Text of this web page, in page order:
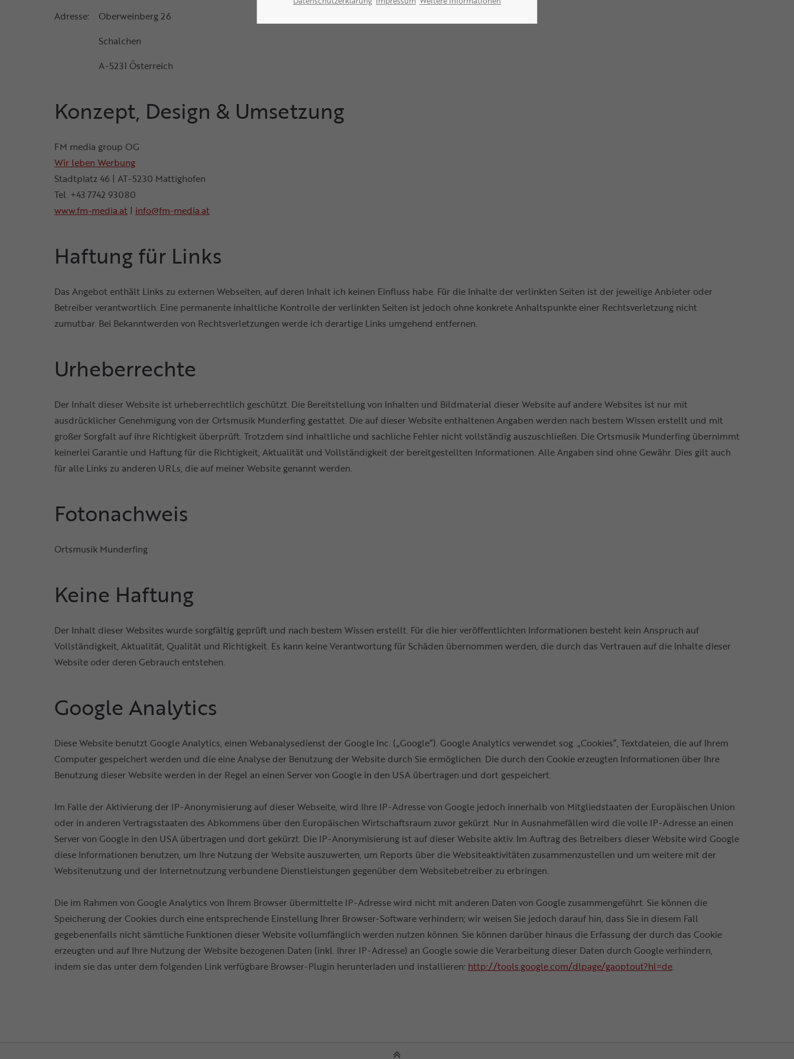
Adresse: Oberweinberg 26
Schalchen
A-5231 Österreich
Konzept, Design & Umsetzung
FM media group OG
Wir leben Werbung
Stadtplatz 46 | AT-5230 Mattighofen
Tel. +43 7742 93080
www.fm-media.at | info@fm-media.at
Haftung für Links
Das Angebot enthält Links zu externen Webseiten, auf deren Inhalt ich keinen Einfluss habe. Für die Inhalte der verlinkten Seiten ist der jeweilige Anbieter oder
Betreiber verantwortlich. Eine permanente inhaltliche Kontrolle der verlinkten Seiten ist jedoch ohne konkrete Anhaltspunkte einer Rechtsverletzung nicht
zumutbar. Bei Bekanntwerden von Rechtsverletzungen werde ich derartige Links umgehend entfernen.
Urheberrechte
Der Inhalt dieser Website ist urheberrechtlich geschützt. Die Bereitstellung von Inhalten und Bildmaterial dieser Website auf andere Websites ist nur mit
ausdrücklicher Genehmigung von der Ortsmusik Munderfing gestattet. Die auf dieser Website enthaltenen Angaben werden nach bestem Wissen erstellt und mit
großer Sorgfalt auf ihre Richtigkeit überprüft. Trotzdem sind inhaltliche und sachliche Fehler nicht vollständig auszuschließen. Die Ortsmusik Munderfing übernimmt
keinerlei Garantie und Haftung für die Richtigkeit, Aktualität und Vollständigkeit der bereitgestellten Informationen. Alle Angaben sind ohne Gewähr. Dies gilt auch
für alle Links zu anderen URLs, die auf meiner Website genannt werden.
Fotonachweis
Ortsmusik Munderfing
Keine Haftung
Der Inhalt dieser Websites wurde sorgfältig geprüft und nach bestem Wissen erstellt. Für die hier veröffentlichten Informationen besteht kein Anspruch auf
Vollständigkeit, Aktualität, Qualität und Richtigkeit. Es kann keine Verantwortung für Schäden übernommen werden, die durch das Vertrauen auf die Inhalte dieser
Website oder deren Gebrauch entstehen.
Google Analytics
Diese Website benutzt Google Analytics, einen Webanalysedienst der Google Inc. („Google“). Google Analytics verwendet sog. „Cookies“, Textdateien, die auf Ihrem
Computer gespeichert werden und die eine Analyse der Benutzung der Website durch Sie ermöglichen. Die durch den Cookie erzeugten Informationen über Ihre
Benutzung dieser Website werden in der Regel an einen Server von Google in den USA übertragen und dort gespeichert.
Im Falle der Aktivierung der IP-Anonymisierung auf dieser Webseite, wird Ihre IP-Adresse von Google jedoch innerhalb von Mitgliedstaaten der Europäischen Union
oder in anderen Vertragsstaaten des Abkommens über den Europäischen Wirtschaftsraum zuvor gekürzt. Nur in Ausnahmefällen wird die volle IP-Adresse an einen
Server von Google in den USA übertragen und dort gekürzt. Die IP-Anonymisierung ist auf dieser Website aktiv. Im Auftrag des Betreibers dieser Website wird Google
diese Informationen benutzen, um Ihre Nutzung der Website auszuwerten, um Reports über die Websiteaktivitäten zusammenzustellen und um weitere mit der
Websitenutzung und der Internetnutzung verbundene Dienstleistungen gegenüber dem Websitebetreiber zu erbringen.
Die im Rahmen von Google Analytics von Ihrem Browser übermittelte IP-Adresse wird nicht mit anderen Daten von Google zusammengeführt. Sie können die
Speicherung der Cookies durch eine entsprechende Einstellung Ihrer Browser-Software verhindern; wir weisen Sie jedoch darauf hin, dass Sie in diesem Fall
gegebenenfalls nicht sämtliche Funktionen dieser Website vollumfänglich werden nutzen können. Sie können darüber hinaus die Erfassung der durch das Cookie
erzeugten und auf Ihre Nutzung der Website bezogenen Daten (inkl. Ihrer IP-Adresse) an Google sowie die Verarbeitung dieser Daten durch Google verhindern,
indem sie das unter dem folgenden Link verfügbare Browser-Plugin herunterladen und installieren: http://tools.google.com/dlpage/gaoptout?hl=de.